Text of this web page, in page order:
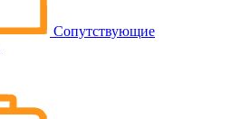
Сопутствующие